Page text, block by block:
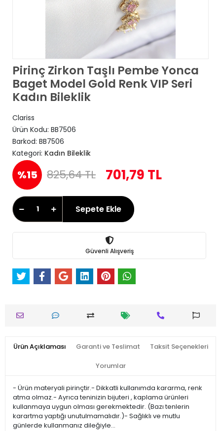
Pirinç Zirkon Taşlı Pembe Yonca
Baget Model Gold Renk VIP Seri
Kadın Bileklik
Clariss
Ürün Kodu: BB7506
Barkod: BB7506
Kategori: Kadın Bileklik
%15 825,64 TL 701,79 TL
Sepete Ekle
Güvenli Alışveriş
Ürün Açıklaması Garanti ve Teslimat Taksit Seçenekleri
Yorumlar
- Ürün materyali pirinçtir.- Dikkatli kullanımda kararma, renk
atma olmaz.- Ayrıca teninizin bijuteri , kaplama ürünleri
kullanmaya uygun olması gerekmektedir. (Bazı tenlerin
karartma yaptığı unutulmamalıdır.)- Sağlıklı ve mutlu
günlerde kullanmanız dileğiyle…